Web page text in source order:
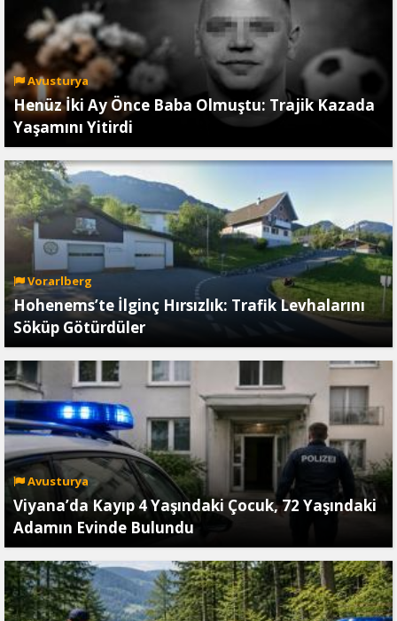
Avusturya
Henüz İki Ay Önce Baba Olmuştu: Trajik Kazada
Yaşamını Yitirdi
Vorarlberg
Hohenems’te İlginç Hırsızlık: Trafik Levhalarını
Söküp Götürdüler
Avusturya
Viyana’da Kayıp 4 Yaşındaki Çocuk, 72 Yaşındaki
Adamın Evinde Bulundu